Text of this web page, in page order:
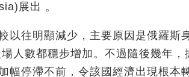
展出 。
以往明顯減少，主要原因是俄羅斯
人數都穩步增加。不過隨後幾年，
幅停滯不前，令該國經濟出現根本